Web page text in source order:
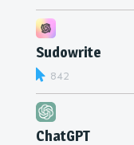
Sudowrite
842
ChatGPT